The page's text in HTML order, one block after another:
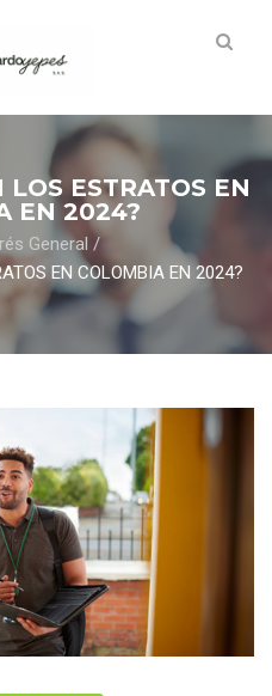
LOS ESTRATOS EN
EN 2024?
General /
EN COLOMBIA EN 2024?